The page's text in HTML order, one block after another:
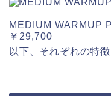
MEDIUM WARMUP
￥29,700
以下、それぞれの特